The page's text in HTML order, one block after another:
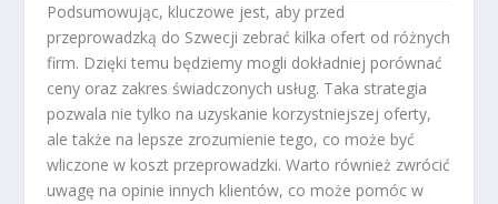
Podsumowując, kluczowe jest, aby przed
przeprowadzką do Szwecji zebrać kilka ofert od różnych
firm. Dzięki temu będziemy mogli dokładniej porównać
ceny oraz zakres świadczonych usług. Taka strategia
pozwala nie tylko na uzyskanie korzystniejszej oferty,
ale także na lepsze zrozumienie tego, co może być
wliczone w koszt przeprowadzki. Warto również zwrócić
uwagę na opinie innych klientów, co może pomóc w